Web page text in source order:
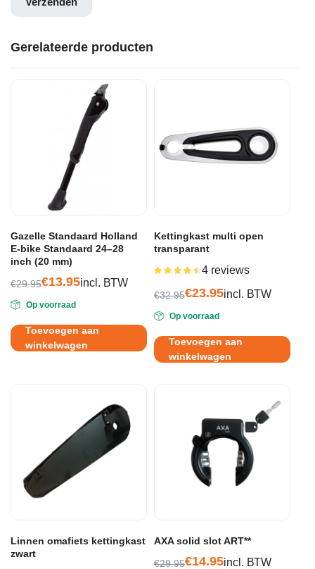
Gerelateerde producten
Gazelle Standaard Holland
E-bike Standaard 24–28
inch (20 mm)
€29.95
prijs
was:
€29.95.
€13.95
prijs
is:
€13.95.
incl. BTW
Op voorraad
Toevoegen aan
winkelwagen
Kettingkast multi open
transparant
Gewaardeerd
4 reviews
€32.95
prijs
was:
€32.95.
€23.95
prijs
is:
€23.95.
incl. BTW
Op voorraad
Toevoegen aan
winkelwagen
Linnen omafiets kettingkast
zwart
AXA solid slot ART**
€29.95€14.95incl. BTW